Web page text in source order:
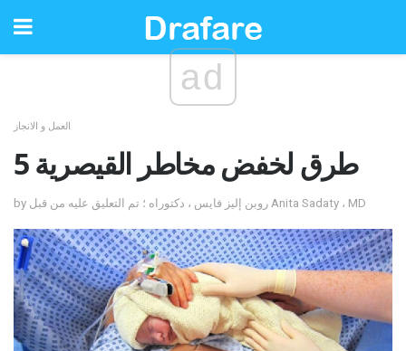
ad
العمل و الانجاز
5 طرق لخفض مخاطر القيصرية
by روبن إليز فايس ، دكتوراه ؛ تم التعليق عليه من قبل Anita Sadaty ، MD